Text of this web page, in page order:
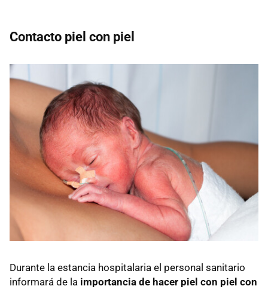
Contacto piel con piel
Durante la estancia hospitalaria el personal sanitario
informará de la importancia de hacer piel con piel con